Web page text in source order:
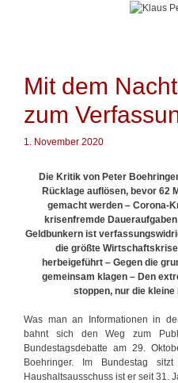
Mit dem
zum
1. November 2020
Die Kritik von Peter
Rücklage auflösen, bevor 62
gemacht werden – Corona-
krisenfremde
Geldbunkern ist
die größte
herbeigeführt – Gegen die
gemeinsam klagen – Den
stoppen, nur die
Was man an Informationen in
bahnt sich den Weg zum
Bundestagsdebatte am 29.
Boehringer. Im Bundestag
Haushaltsausschuss ist er seit 31.